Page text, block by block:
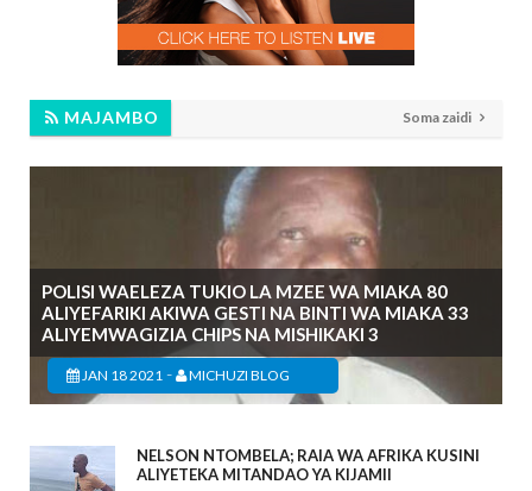
MAJAMBO Soma zaidi
POLISI WAELEZA TUKIO LA MZEE WA MIAKA 80
ALIYEFARIKI AKIWA GESTI NA BINTI WA MIAKA 33
ALIYEMWAGIZIA CHIPS NA MISHIKAKI 3
JAN 18 2021 - MICHUZI BLOG
NELSON NTOMBELA; RAIA WA AFRIKA KUSINI
ALIYETEKA MITANDAO YA KIJAMII